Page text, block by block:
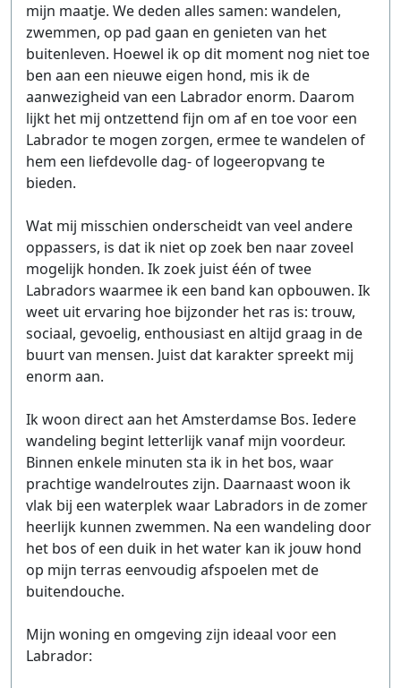
mijn maatje. We deden alles samen: wandelen,
zwemmen, op pad gaan en genieten van het
buitenleven. Hoewel ik op dit moment nog niet toe
ben aan een nieuwe eigen hond, mis ik de
aanwezigheid van een Labrador enorm. Daarom
lijkt het mij ontzettend fijn om af en toe voor een
Labrador te mogen zorgen, ermee te wandelen of
hem een liefdevolle dag- of logeeropvang te
bieden.
Wat mij misschien onderscheidt van veel andere
oppassers, is dat ik niet op zoek ben naar zoveel
mogelijk honden. Ik zoek juist één of twee
Labradors waarmee ik een band kan opbouwen. Ik
weet uit ervaring hoe bijzonder het ras is: trouw,
sociaal, gevoelig, enthousiast en altijd graag in de
buurt van mensen. Juist dat karakter spreekt mij
enorm aan.
Ik woon direct aan het Amsterdamse Bos. Iedere
wandeling begint letterlijk vanaf mijn voordeur.
Binnen enkele minuten sta ik in het bos, waar
prachtige wandelroutes zijn. Daarnaast woon ik
vlak bij een waterplek waar Labradors in de zomer
heerlijk kunnen zwemmen. Na een wandeling door
het bos of een duik in het water kan ik jouw hond
op mijn terras eenvoudig afspoelen met de
buitendouche.
Mijn woning en omgeving zijn ideaal voor een
Labrador: